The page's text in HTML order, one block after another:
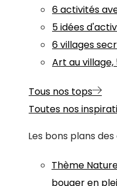
6 activités
5 idées
6 villages
Art au
Tous nos tops
Toutes nos
Les bons plans des
Thème
bouger en